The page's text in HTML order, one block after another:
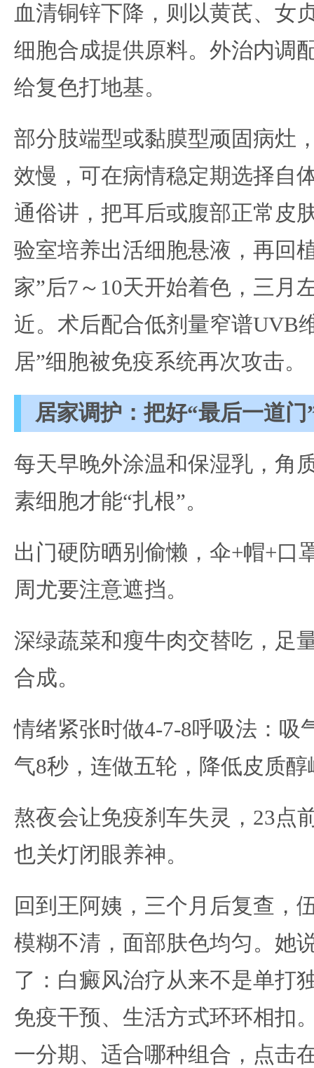
血清铜锌下降，则以黄芪、女
细胞合成提供原料。外治内调
给复色打地基。
部分肢端型或黏膜型顽固病灶
效慢，可在病情稳定期选择自
通俗讲，把耳后或腹部正常皮
验室培养出活细胞悬液，再回
家”后7～10天开始着色，三月
近。术后配合低剂量窄谱UVB
居”细胞被免疫系统再次攻击。
居家调护：把好“最后一道门
每天早晚外涂温和保湿乳，角
素细胞才能“扎根”。
出门硬防晒别偷懒，伞+帽+口
周尤要注意遮挡。
深绿蔬菜和瘦牛肉交替吃，足
合成。
情绪紧张时做4-7-8呼吸法：吸
气8秒，连做五轮，降低皮质醇
熬夜会让免疫刹车失灵，23点
也关灯闭眼养神。
回到王阿姨，三个月后复查，
模糊不清，面部肤色均匀。她
了：白癜风治疗从来不是单打
免疫干预、生活方式环环相扣
一分期、适合哪种组合，点击